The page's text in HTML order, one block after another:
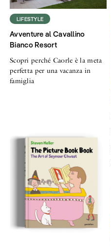
LIFESTYLE
Avventure al Cavallino
Bianco Resort
Scopri perché Caorle è la meta
perfetta per una vacanza in
famiglia